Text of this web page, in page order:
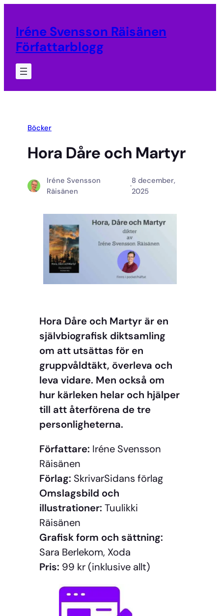
innehåll
Iréne Svensson Räisänen
Författarblogg
Böcker
Hora Dåre och Martyr
Iréne Svensson
Räisänen
·
8 december,
2025
Hora Dåre och Martyr är en
självbiografisk diktsamling
om att utsättas för en
gruppvåldtäkt, överleva och
leva vidare. Men också om
hur kärleken helar och hjälper
till att återförena de tre
personligheterna.
Författare: Iréne Svensson
Räisänen
Förlag: SkrivarSidans förlag
Omslagsbild och
illustrationer: Tuulikki
Räisänen
Grafisk form och sättning:
Sara Berlekom, Xoda
Pris: 99 kr (inklusive allt)